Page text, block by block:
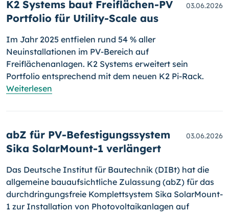
K2 Systems baut Freiflächen-PV
Portfolio für Utility-Scale aus
03.06.2026
Im Jahr 2025 entfielen rund 54 % aller
Neuinstallationen im PV-Bereich auf
Freiflächenanlagen. K2 Systems erweitert sein
Portfolio entsprechend mit dem neuen K2 Pi-Rack.
Weiterlesen
abZ für PV-Befestigungssystem
Sika SolarMount-1 verlängert
03.06.2026
Das Deutsche Institut für Bautechnik (DIBt) hat die
allgemeine bauaufsichtliche Zulassung (abZ) für das
durchdringungsfreie Komplettsystem Sika SolarMount-
1 zur Installation von Photovoltaikanlagen auf